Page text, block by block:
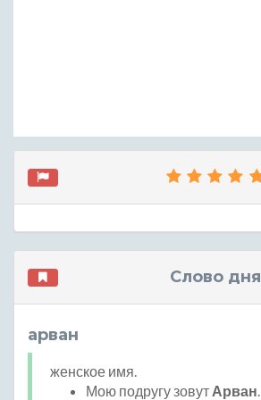
Слово дня
арван
женское имя.
Мою подругу зовут Арван.